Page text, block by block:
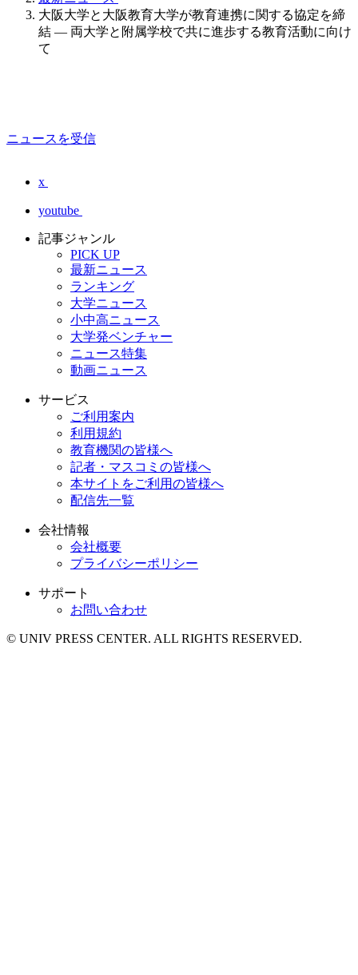
大阪大学と大阪教育大学が教育連携に関する協定を締
結 ― 両大学と附属学校で共に進歩する教育活動に向け
て
ニュースを受信
x
youtube
記事ジャンル
PICK UP
最新ニュース
ランキング
大学ニュース
小中高ニュース
大学発ベンチャー
ニュース特集
動画ニュース
サービス
ご利用案内
利用規約
教育機関の皆様へ
記者・マスコミの皆様へ
本サイトをご利用の皆様へ
配信先一覧
会社情報
会社概要
プライバシーポリシー
サポート
お問い合わせ
© UNIV PRESS CENTER. ALL RIGHTS RESERVED.